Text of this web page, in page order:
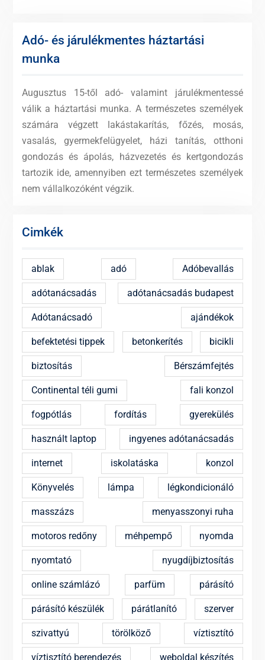
Adó- és járulékmentes háztartási
munka
Augusztus 15-től adó- valamint járulékmentessé
válik a háztartási munka. A természetes személyek
számára végzett lakástakarítás, főzés, mosás,
vasalás, gyermekfelügyelet, házi tanítás, otthoni
gondozás és ápolás, házvezetés és kertgondozás
tartozik ide, amennyiben ezt természetes személyek
nem vállalkozóként végzik.
Cimkék
ablak adó Adóbevallás
adótanácsadás adótanácsadás budapest
Adótanácsadó ajándékok
befektetési tippek betonkerítés bicikli
biztosítás Bérszámfejtés
Continental téli gumi fali konzol
fogpótlás fordítás gyerekülés
használt laptop ingyenes adótanácsadás
internet iskolatáska konzol
Könyvelés lámpa légkondicionáló
masszázs menyasszonyi ruha
motoros redőny méhpempő nyomda
nyomtató nyugdíjbiztosítás
online számlázó parfüm párásító
párásító készülék párátlanító szerver
szivattyú törölköző víztisztító
víztisztító berendezés weboldal készítés